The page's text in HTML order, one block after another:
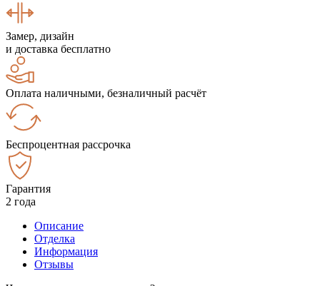
Замер, дизайн
и доставка бесплатно
Оплата наличными, безналичный расчёт
Беспроцентная рассрочка
Гарантия
2 года
Описание
Отделка
Информация
Отзывы